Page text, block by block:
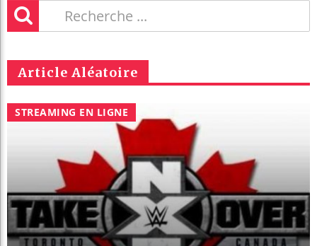
Article Aléatoire
STREAMING EN LIGNE